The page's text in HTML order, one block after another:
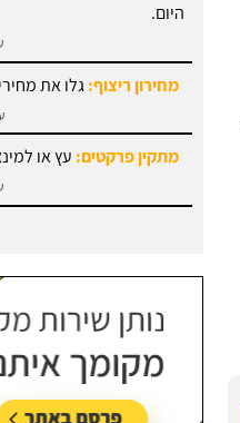
מחירון ריצוף:
מתקין פרקטים:עץ או